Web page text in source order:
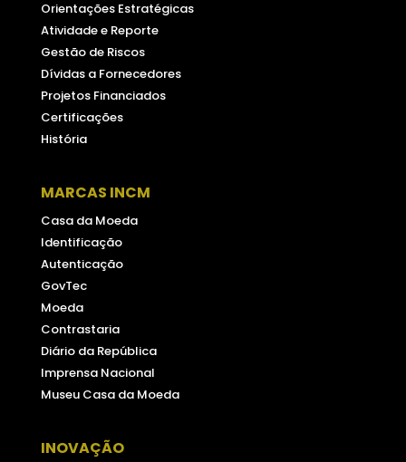
Orientações Estratégicas
Atividade e Reporte
Gestão de Riscos
Dívidas a Fornecedores
Projetos Financiados
Certificações
História
MARCAS INCM
Casa da Moeda
Identificação
Autenticação
GovTec
Moeda
Contrastaria
Diário da República
Imprensa Nacional
Museu Casa da Moeda
INOVAÇÃO